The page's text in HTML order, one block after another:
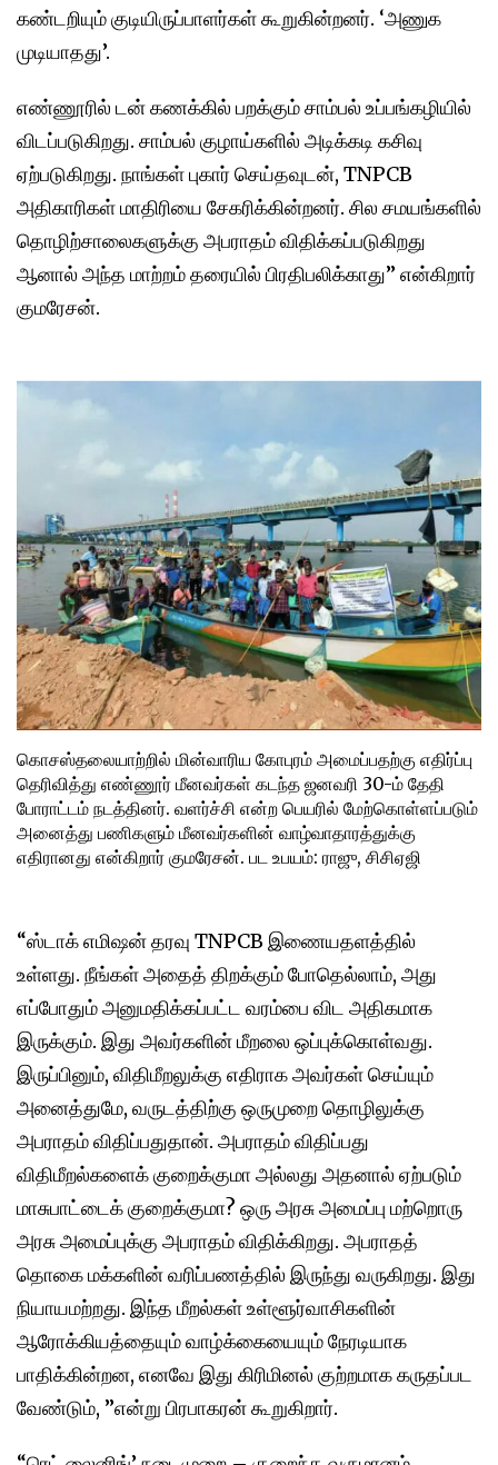
கண்டறியும் குடியிருப்பாளர்கள் கூறுகின்றனர். ‘அணுக
முடியாதது’.
எண்ணூரில் டன் கணக்கில் பறக்கும் சாம்பல் உப்பங்கழியில்
விடப்படுகிறது. சாம்பல் குழாய்களில் அடிக்கடி கசிவு
ஏற்படுகிறது. நாங்கள் புகார் செய்தவுடன், TNPCB
அதிகாரிகள் மாதிரியை சேகரிக்கின்றனர். சில சமயங்களில்
தொழிற்சாலைகளுக்கு அபராதம் விதிக்கப்படுகிறது
ஆனால் அந்த மாற்றம் தரையில் பிரதிபலிக்காது” என்கிறார்
குமரேசன்.
கொசஸ்தலையாற்றில் மின்வாரிய கோபுரம் அமைப்பதற்கு எதிர்ப்பு
தெரிவித்து எண்ணூர் மீனவர்கள் கடந்த ஜனவரி 30-ம் தேதி
போராட்டம் நடத்தினர். வளர்ச்சி என்ற பெயரில் மேற்கொள்ளப்படும்
அனைத்து பணிகளும் மீனவர்களின் வாழ்வாதாரத்துக்கு
எதிரானது என்கிறார் குமரேசன். பட உபயம்: ராஜு, சிசிஏஜி
“ஸ்டாக் எமிஷன் தரவு TNPCB இணையதளத்தில்
உள்ளது. நீங்கள் அதைத் திறக்கும் போதெல்லாம், அது
எப்போதும் அனுமதிக்கப்பட்ட வரம்பை விட அதிகமாக
இருக்கும். இது அவர்களின் மீறலை ஒப்புக்கொள்வது.
இருப்பினும், விதிமீறலுக்கு எதிராக அவர்கள் செய்யும்
அனைத்துமே, வருடத்திற்கு ஒருமுறை தொழிலுக்கு
அபராதம் விதிப்பதுதான். அபராதம் விதிப்பது
விதிமீறல்களைக் குறைக்குமா அல்லது அதனால் ஏற்படும்
மாசுபாட்டைக் குறைக்குமா? ஒரு அரசு அமைப்பு மற்றொரு
அரசு அமைப்புக்கு அபராதம் விதிக்கிறது. அபராதத்
தொகை மக்களின் வரிப்பணத்தில் இருந்து வருகிறது. இது
நியாயமற்றது. இந்த மீறல்கள் உள்ளூர்வாசிகளின்
ஆரோக்கியத்தையும் வாழ்க்கையையும் நேரடியாக
பாதிக்கின்றன, எனவே இது கிரிமினல் குற்றமாக கருதப்பட
வேண்டும், ”என்று பிரபாகரன் கூறுகிறார்.